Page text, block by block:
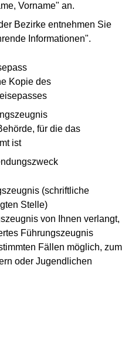
Vorname" an.
Bezirke entnehmen Sie
Informationen".
Kopie des
für die das
ist
(schriftliche
Stelle)
von Ihnen verlangt,
Führungszeugnis
Fällen möglich, zum
oder Jugendlichen